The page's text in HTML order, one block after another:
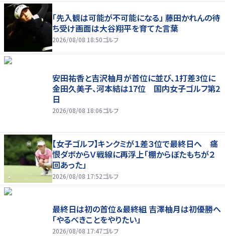
「先入観は可能が不可能になる」 藤田かれんの待
ち受け画面は大谷翔平を育てた言葉
2026/08/08 18:50ゴルフ
安田祐香と吉沢柚月が首位に並び、1打差3位に
金田久美子、河本結は17位 国内女子ゴルフ第2
日
2026/08/08 18:06ゴルフ
【女子ゴルフ】キンクミが１差３位で最終日へ 痛
恨ダボからＶ戦線に再浮上「棚からぼたもちが２
回あった」
2026/08/08 17:52ゴルフ
最終日は初の首位＆最終組 吉澤柚月は初優勝へ
「やるべきことをやりたい」
2026/08/08 17:47ゴルフ